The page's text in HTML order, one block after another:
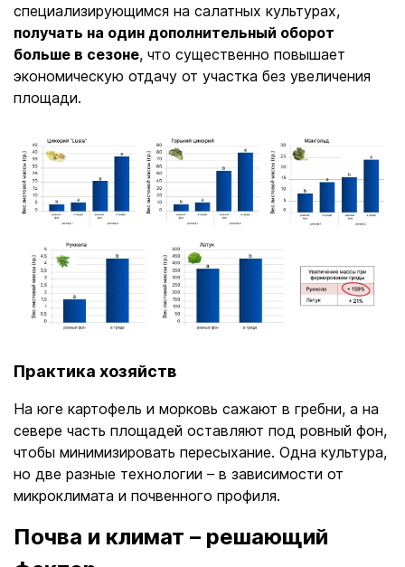
специализирующимся на салатных культурах,
получать на один дополнительный оборот
больше в сезоне, что существенно повышает
экономическую отдачу от участка без увеличения
площади.
Практика хозяйств
На юге картофель и морковь сажают в гребни, а на
севере часть площадей оставляют под ровный фон,
чтобы минимизировать пересыхание. Одна культура,
но две разные технологии – в зависимости от
микроклимата и почвенного профиля.
Почва и климат – решающий